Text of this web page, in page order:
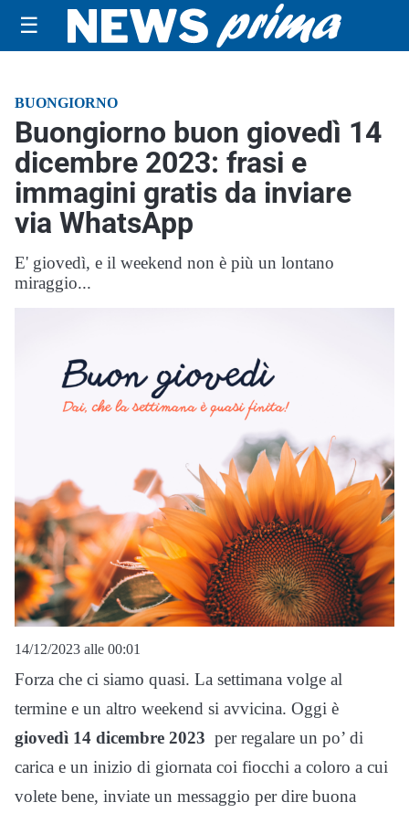
☰
BUONGIORNO
Buongiorno buon giovedì 14
dicembre 2023: frasi e
immagini gratis da inviare
via WhatsApp
E' giovedì, e il weekend non è più un lontano
miraggio...
14/12/2023 alle 00:01
Forza che ci siamo quasi. La settimana volge al
termine e un altro weekend si avvicina. Oggi è
giovedì 14 dicembre 2023 per regalare un po’ di
carica e un inizio di giornata coi fiocchi a coloro a cui
volete bene, inviate un messaggio per dire buona